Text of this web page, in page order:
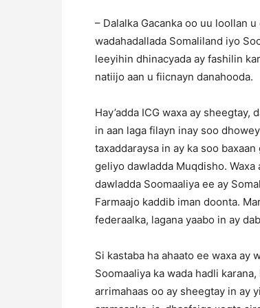
– Dalalka Gacanka oo uu loollan
wadahadallada Somaliland iyo
leeyihin dhinacyada ay fashilin
natiijo aan u fiicnayn danahooda.
Hay’adda ICG waxa ay
in aan laga filayn inay soo
taxaddaraysa in ay ka soo
geliyo dawladda Muqdisho.
dawladda Soomaaliya ee ay
Farmaajo kaddib iman doonta.
federaalka, lagana yaabo in ay
Si kastaba ha ahaato ee waxa
Soomaaliya ka wada hadli
arrimahaas oo ay sheegtay in ay